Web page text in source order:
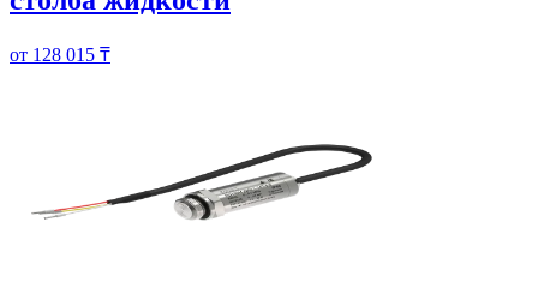
от 128 015 ₸